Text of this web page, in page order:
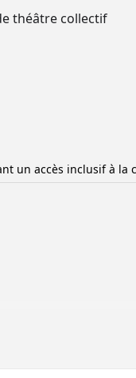
théâtre collectif
un accès inclusif à la